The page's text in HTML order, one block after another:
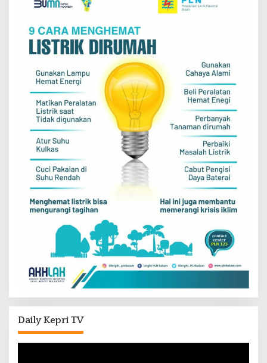
Daily Kepri TV